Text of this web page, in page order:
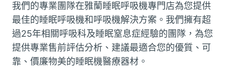
我們的專業團隊在雅蘭睡眠呼吸機專門店為您提供
最佳的睡眠呼吸機和呼吸機解決方案。我們擁有超
過25年相關呼吸科及睡眠窒息症經驗的團隊，為您
提供專業售前評估分析、建議最適合您的優質、可
靠、價廉物美的睡眠機醫療器材。